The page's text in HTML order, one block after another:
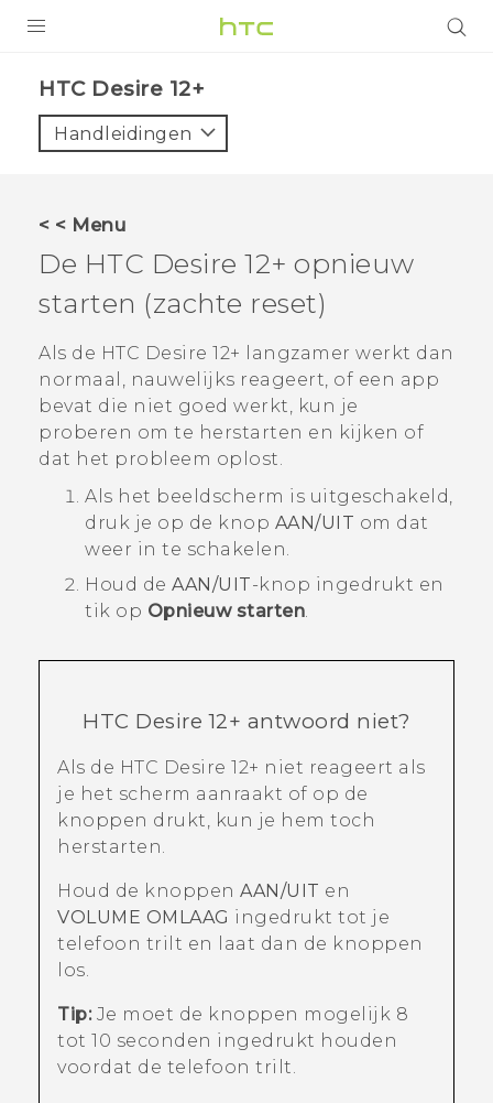
VIVE
AANBIEDINGEN
HTC Club
SUPPORT
HTC-apparaten & -accessoires
VIVERSE
Aanmelden
HTC Desire 12+‎
Handleidingen
< < Menu
De HTC Desire 12+ opnieuw
starten (zachte reset)
Als de HTC Desire 12+ langzamer werkt dan
normaal, nauwelijks reageert, of een app
bevat die niet goed werkt, kun je
proberen om te herstarten en kijken of
dat het probleem oplost.
Als het beeldscherm is uitgeschakeld,
druk je op de knop AAN/UIT om dat
weer in te schakelen.
Houd de AAN/UIT-knop ingedrukt en
tik op Opnieuw starten.
HTC Desire 12+ antwoord niet?
Als de HTC Desire 12+ niet reageert als
je het scherm aanraakt of op de
knoppen drukt, kun je hem toch
herstarten.
Houd de knoppen AAN/UIT en
VOLUME OMLAAG ingedrukt tot je
telefoon trilt en laat dan de knoppen
los.
Tip:Je moet de knoppen mogelijk 8
tot 10 seconden ingedrukt houden
voordat de telefoon trilt.